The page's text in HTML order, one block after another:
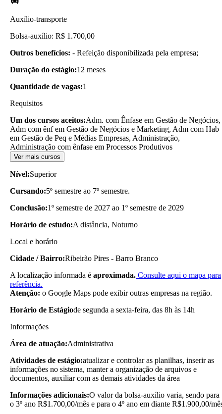
Auxílio-transporte
Bolsa-auxílio: R$ 1.700,00
Outros benefícios: - Refeição disponibilizada pela empresa;
Duração do estágio:12 meses
Quantidade de vagas:1
Requisitos
Um dos cursos aceitos:Adm. com Ênfase em Gestão de Negócios,
Adm com ênf em Gestão de Negócios e Marketing, Adm com Hab
em Gestão de Peq e Médias Empresas, Administração,
Administração com ênfase em Processos Produtivos
Ver mais cursos
Nível:Superior
Cursando:5º semestre ao 7º semestre.
Conclusão:1º semestre de 2027 ao 1º semestre de 2029
Horário de estudo:A distância, Noturno
Local e horário
Cidade / Bairro:Ribeirão Pires - Barro Branco
A localização informada é aproximada. Consulte aqui o mapa para
referência.
Atenção: o Google Maps pode exibir outras empresas na região.
Horário de Estágiode segunda a sexta-feira, das 8h às 14h
Informações
Área de atuação:Administrativa
Atividades de estágio:atualizar e controlar as planilhas, inserir as
informações no sistema, manter a organização de arquivos e
documentos, auxiliar com as demais atividades da área
Informações adicionais:O valor da bolsa-auxílio varia, sendo para
o 3º ano R$1.700,00/mês e para o 4º ano em diante R$1.900,00/